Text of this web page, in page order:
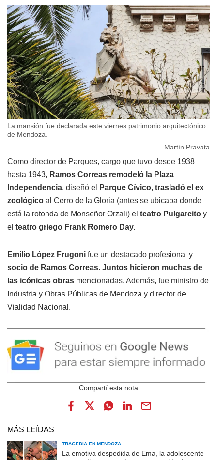
La mansión fue declarada este viernes patrimonio arquitectónico
de Mendoza.
Martín Pravata
Como director de Parques, cargo que tuvo desde 1938
hasta 1943, Ramos Correas remodeló la Plaza
Independencia, diseñó el Parque Cívico, trasladó el ex
zoológico al Cerro de la Gloria (antes se ubicaba donde
está la rotonda de Monseñor Orzali) el teatro Pulgarcito y
el teatro griego Frank Romero Day.
Emilio López Frugoni fue un destacado profesional y
socio de Ramos Correas. Juntos hicieron muchas de
las icónicas obras mencionadas. Además, fue ministro de
Industria y Obras Públicas de Mendoza y director de
Vialidad Nacional.
MÁS LEÍDAS
TRAGEDIA EN MENDOZA
La emotiva despedida de Ema, la adolescente